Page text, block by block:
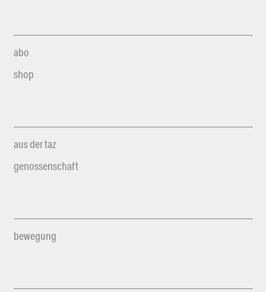
abo
shop
aus der taz
genossenschaft
bewegung